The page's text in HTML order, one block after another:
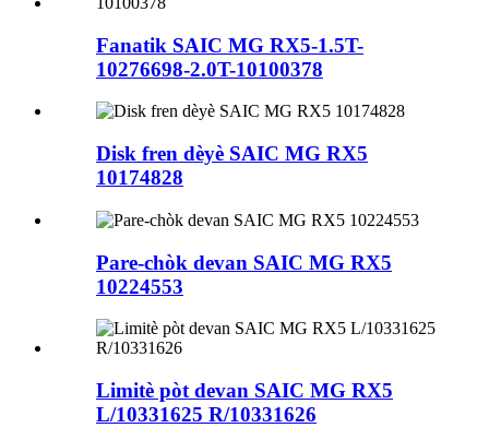
Fanatik SAIC MG RX5-1.5T-
10276698-2.0T-10100378
Disk fren dèyè SAIC MG RX5
10174828
Pare-chòk devan SAIC MG RX5
10224553
Limitè pòt devan SAIC MG RX5
L/10331625 R/10331626